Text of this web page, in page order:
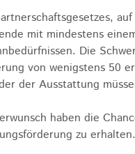
mit mindestens
Die
von wenigstens 50
der Ausstattung
haben die
zu erhalten.